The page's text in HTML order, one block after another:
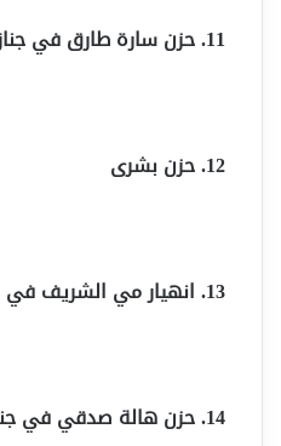
11. حزن سارة طارق في جنازة زوجها الفنان سعيد طرابيك
12. حزن بشرى
13. انهيار مي الشريف في جنازة والدها نور الشريف
14. حزن هالة صدقي في جنازة النجم ممدوح عبد العليم